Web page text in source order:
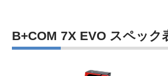
B+COM 7X EVO スペック